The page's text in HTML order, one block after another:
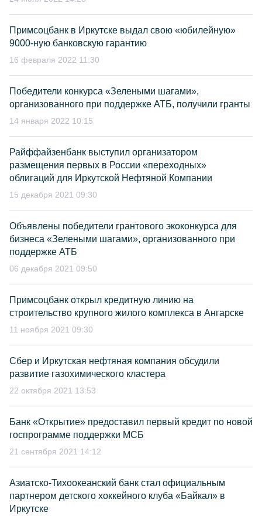
Примсоцбанк в Иркутске выдал свою «юбилейную»
9000-ную банковскую гарантию
16 февраля 2022 11:30
Победители конкурса «Зелеными шагами»,
организованного при поддержке АТБ, получили гранты
14 января 2022 10:15
Райффайзенбанк выступил организатором
размещения первых в России «переходных»
облигаций для Иркутской Нефтяной Компании
15 декабря 2021 09:30
Объявлены победители грантового экоконкурса для
бизнеса «Зелеными шагами», организованного при
поддержке АТБ
06 декабря 2021 09:50
Примсоцбанк открыл кредитную линию на
строительство крупного жилого комплекса в Ангарске
11 ноября 2021 09:30
Сбер и Иркутская нефтяная компания обсудили
развитие газохимического кластера
22 октября 2021 13:53
Банк «Открытие» предоставил первый кредит по новой
госпрограмме поддержки МСБ
21 сентября 2021 14:12
Азиатско-Тихоокеанский банк стал официальным
партнером детского хоккейного клуба «Байкал» в
Иркутске